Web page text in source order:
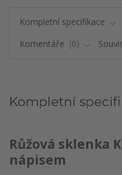
Kompletní specifikace
Komentáře
0
Kompletní
Růžová sklenka
nápisem